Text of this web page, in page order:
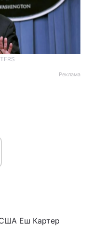
Реклама
США Еш Картер